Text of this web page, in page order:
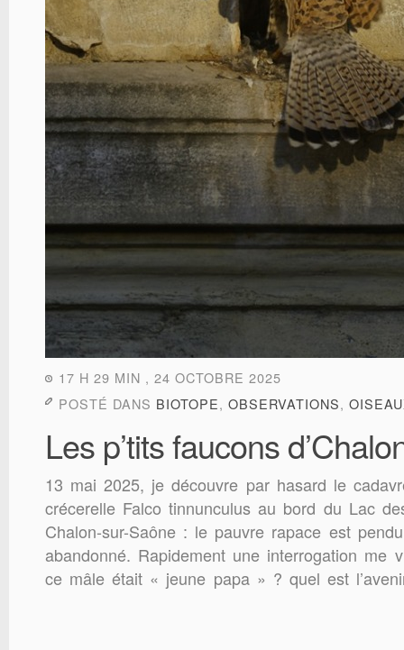
17 H 29 MIN , 24 OCTOBRE 2025
POSTÉ DANS BIOTOPE, OBSERVATIONS,
Les p’tits faucons
13 mai 2025, je découvre par hasard le
crécerelle Falco tinnunculus au bord du Lac
Chalon-sur-Saône : le pauvre rapace est
abandonné. Rapidement une interrogation me
ce mâle était « jeune papa » ? quel est